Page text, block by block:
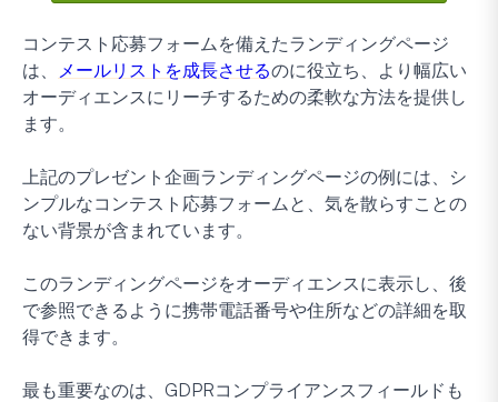
コンテスト応募フォームを備えたランディングページ
は、
メールリストを成長させるのに役立ち、より幅広い
オーディエンスにリーチするための柔軟な方法を提供し
ます。
上記のプレゼント企画ランディングページの例には、シ
ンプルなコンテスト応募フォームと、気を散らすことの
ない背景が含まれています。
このランディングページをオーディエンスに表示し、後
で参照できるように携帯電話番号や住所などの詳細を取
得できます。
最も重要なのは、GDPRコンプライアンスフィールドも